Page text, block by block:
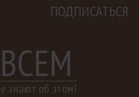
знают об этом!
ПОДПИСАТЬСЯ